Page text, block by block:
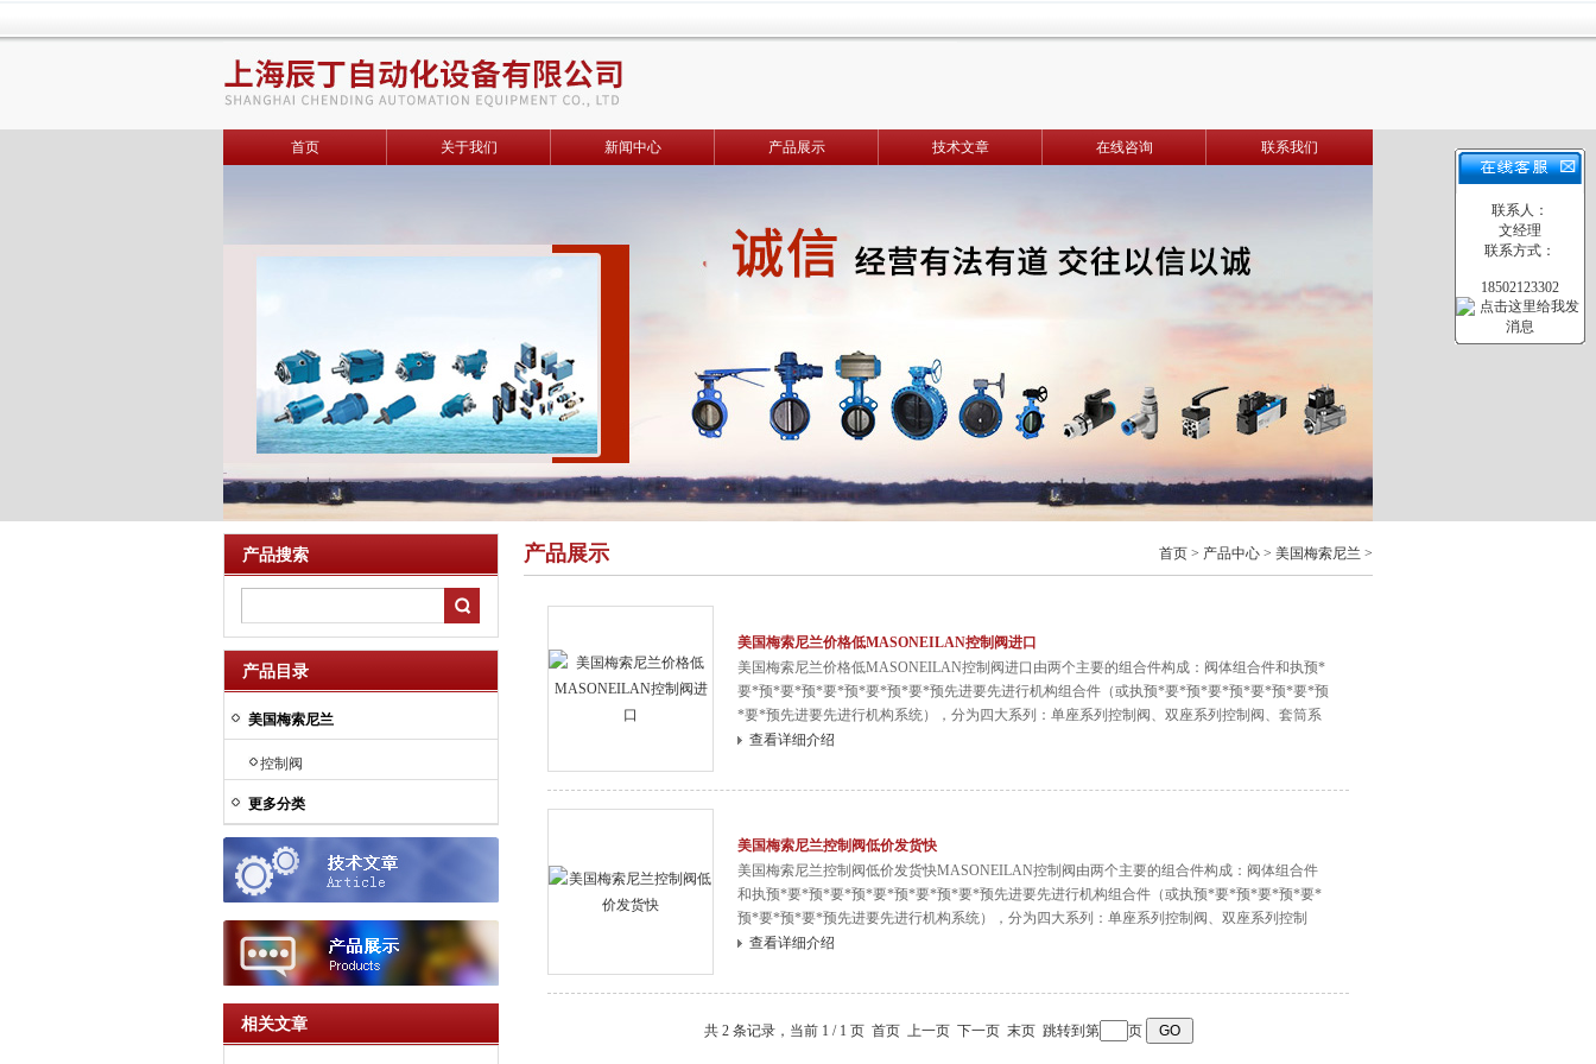
首页 关于我们 新闻中心 产品展示 技术文章 在线咨询 联系我们
产品搜索
产品目录
美国梅索尼兰
控制阀
更多分类
相关文章
产品展示 首页 > 产品中心 > 美国梅索尼兰 >
美国梅索尼兰价格低MASONEILAN控制阀进口
美国梅索尼兰价格低MASONEILAN控制阀进口由两个主要的组合件构成：阀体组合件和执预*
要*预*要*预*要*预*要*预*要*预先进要先进行机构组合件（或执预*要*预*要*预*要*预*要*预
*要*预先进要先进行机构系统），分为四大系列：单座系列控制阀、双座系列控制阀、套筒系
列控制阀和自力式系列控制阀。四种类型阀门的变种可导致许许多多不同的可应用的结构，每
查看详细介绍
美国梅索尼兰控制阀低价发货快
美国梅索尼兰控制阀低价发货快MASONEILAN控制阀由两个主要的组合件构成：阀体组合件
和执预*要*预*要*预*要*预*要*预*要*预先进要先进行机构组合件（或执预*要*预*要*预*要*
预*要*预*要*预先进要先进行机构系统），分为四大系列：单座系列控制阀、双座系列控制
阀、套筒系列控制阀和自力式系列控制阀。四种类型阀门的变种可导致许许多多不同的可应用
查看详细介绍
共 2 条记录，当前 1 / 1 页 首页 上一页 下一页 末页 跳转到第 页
联系人：
文经理
联系方式：
18502123302